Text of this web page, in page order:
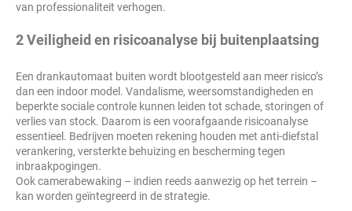
van professionaliteit verhogen.
2 Veiligheid en risicoanalyse bij buitenplaatsing
Een drankautomaat buiten wordt blootgesteld aan meer risico’s
dan een indoor model. Vandalisme, weersomstandigheden en
beperkte sociale controle kunnen leiden tot schade, storingen of
verlies van stock. Daarom is een voorafgaande risicoanalyse
essentieel. Bedrijven moeten rekening houden met anti-diefstal
verankering, versterkte behuizing en bescherming tegen
inbraakpogingen.
Ook camerabewaking – indien reeds aanwezig op het terrein –
kan worden geïntegreerd in de strategie.